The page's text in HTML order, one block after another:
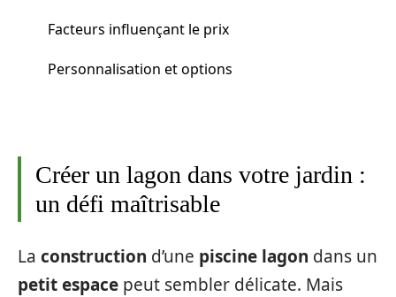
Facteurs influençant le prix
Personnalisation et options
Créer un lagon dans votre jardin :
un défi maîtrisable
La construction d’une piscine lagon dans un
petit espace peut sembler délicate. Mais